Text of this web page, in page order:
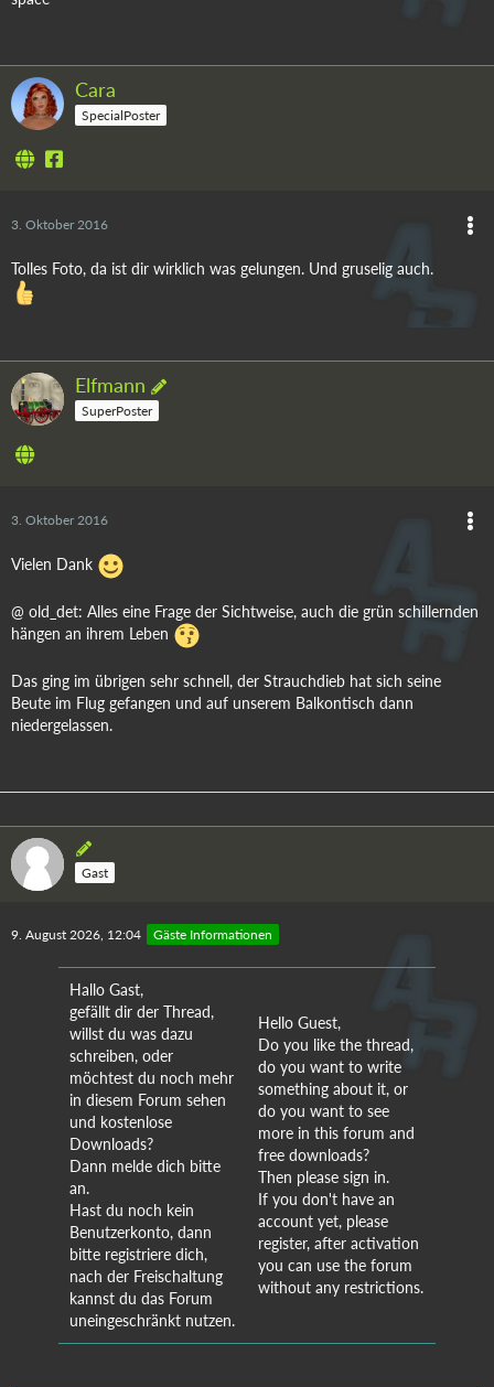
Cara
SpecialPoster
3. Oktober 2016
Tolles Foto, da ist dir wirklich was gelungen. Und gruselig auch.
Elfmann
SuperPoster
3. Oktober 2016
Vielen Dank
@ old_det: Alles eine Frage der Sichtweise, auch die grün schillernden
hängen an ihrem Leben
Das ging im übrigen sehr schnell, der Strauchdieb hat sich seine
Beute im Flug gefangen und auf unserem Balkontisch dann
niedergelassen.
Gast
9. August 2026, 12:04 Gäste Informationen
Hallo Gast,
gefällt dir der Thread,
willst du was dazu
schreiben, oder
möchtest du noch mehr
in diesem Forum sehen
und kostenlose
Downloads?
Dann melde dich bitte
an.
Hast du noch kein
Benutzerkonto, dann
bitte registriere dich,
nach der Freischaltung
kannst du das Forum
uneingeschränkt nutzen.
Hello Guest,
Do you like the thread,
do you want to write
something about it, or
do you want to see
more in this forum and
free downloads?
Then please sign in.
If you don't have an
account yet, please
register, after activation
you can use the forum
without any restrictions.